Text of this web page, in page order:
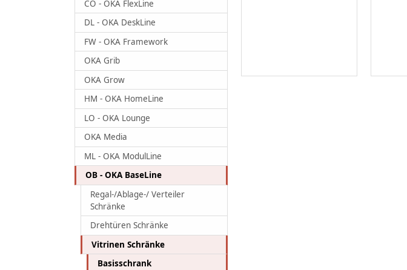
CO - OKA FlexLine
DL - OKA DeskLine
FW - OKA Framework
OKA Grib
OKA Grow
HM - OKA HomeLine
LO - OKA Lounge
OKA Media
ML - OKA ModulLine
OB - OKA BaseLine
Regal-/Ablage-/ Verteiler
Schränke
Drehtüren Schränke
Vitrinen Schränke
Basisschrank